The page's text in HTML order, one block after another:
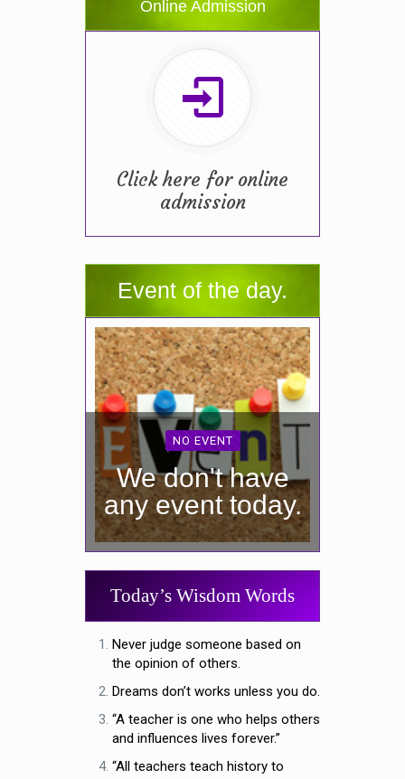
Online Admission
Click here for online
admission
Event of the day.
NO EVENT
We don't have
any event today.
Today’s Wisdom Words
Never judge someone based on
the opinion of others.
Dreams don’t works unless you do.
“A teacher is one who helps others
and influences lives forever.”
“All teachers teach history to